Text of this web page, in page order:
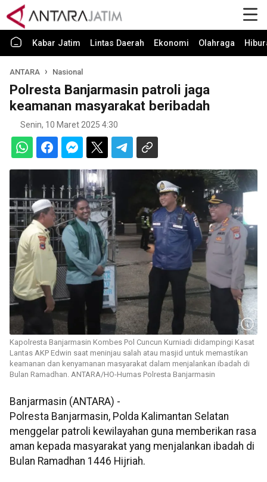
Kabar Jatim Lintas Daerah Ekonomi Olahraga
ANTARA Nasional
Polresta Banjarmasin patroli jaga
keamanan masyarakat beribadah
Senin, 10 Maret 2025 4:30
Kapolresta Banjarmasin Kombes Pol Cuncun Kurniadi didampingi Kasat
Lantas AKP Edwin saat meninjau salah atau masjid untuk memastikan
keamanan dan kenyamanan masyarakat dalam menjalankan ibadah di
Bulan Ramadhan. ANTARA/HO-Humas Polresta Banjarmasin
Banjarmasin (ANTARA) -
Polresta Banjarmasin, Polda Kalimantan Selatan
menggelar patroli kewilayahan guna memberikan rasa
aman kepada masyarakat yang menjalankan ibadah di
Bulan Ramadhan 1446 Hijriah.